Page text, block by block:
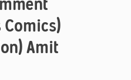
Amit